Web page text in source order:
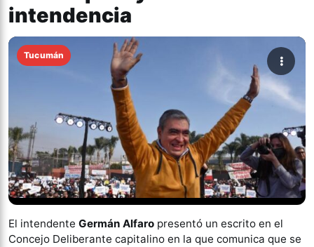
intendencia
Tucumán
El intendente Germán Alfaro presentó un escrito en el
Concejo Deliberante capitalino en la que comunica que se